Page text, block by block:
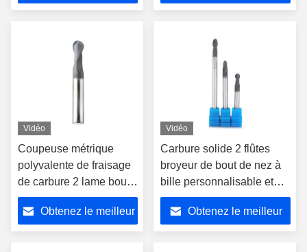
graphite
Vidéo
Coupeuse métrique
polyvalente de fraisage
de carbure 2 lame boule
nez finition de graphite
pour les applications de
coupe d'acier dur
Obtenez le meilleur
Vidéo
Carbure solide 2 flûtes
broyeur de bout de nez à
bille personnalisable et
pour la découpe de
précisionObtenez le meilleur